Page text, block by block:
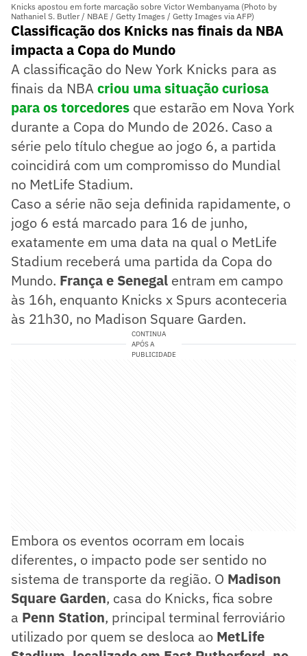
Knicks apostou em forte marcação sobre Victor Wembanyama (Photo by
Nathaniel S. Butler / NBAE / Getty Images / Getty Images via AFP)
Classificação dos Knicks nas finais da NBA
impacta a Copa do Mundo
A classificação do New York Knicks para as
finais da NBAcriou uma situação curiosa
para os torcedores que estarão em Nova York
durante a Copa do Mundo de 2026. Caso a
série pelo título chegue ao jogo 6, a partida
coincidirá com um compromisso do Mundial
no MetLife Stadium.
Caso a série não seja definida rapidamente, o
jogo 6 está marcado para 16 de junho,
exatamente em uma data na qual o MetLife
Stadium receberá uma partida da Copa do
Mundo. França e Senegal entram em campo
às 16h, enquanto Knicks x Spurs aconteceria
às 21h30, no Madison Square Garden.
CONTINUA
APÓS A
PUBLICIDADE
Embora os eventos ocorram em locais
diferentes, o impacto pode ser sentido no
sistema de transporte da região. O Madison
Square Garden, casa do Knicks, fica sobre
a Penn Station, principal terminal ferroviário
utilizado por quem se desloca ao MetLife